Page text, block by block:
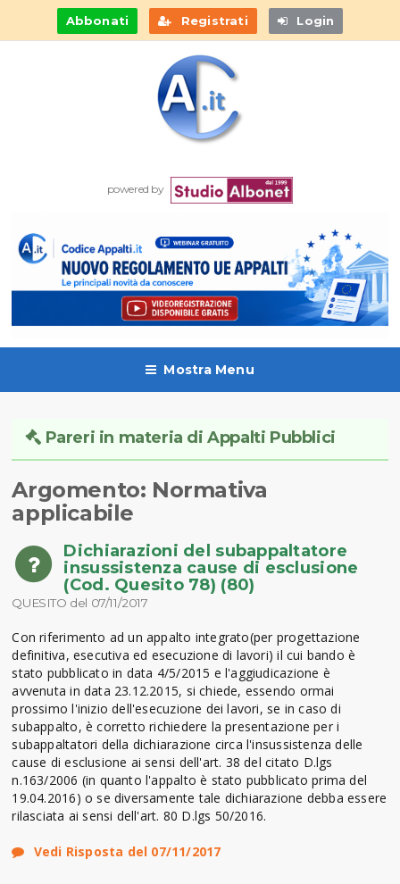
Abbonati Registrati Login
powered by
Mostra Menu
Pareri in materia di Appalti Pubblici
Argomento: Normativa
applicabile
Dichiarazioni del subappaltatore
insussistenza cause di esclusione
(Cod. Quesito 78) (80)
QUESITO del 07/11/2017
Con riferimento ad un appalto integrato(per progettazione
definitiva, esecutiva ed esecuzione di lavori) il cui bando è
stato pubblicato in data 4/5/2015 e l'aggiudicazione è
avvenuta in data 23.12.2015, si chiede, essendo ormai
prossimo l'inizio dell'esecuzione dei lavori, se in caso di
subappalto, è corretto richiedere la presentazione per i
subappaltatori della dichiarazione circa l'insussistenza delle
cause di esclusione ai sensi dell'art. 38 del citato D.lgs
n.163/2006 (in quanto l'appalto è stato pubblicato prima del
19.04.2016) o se diversamente tale dichiarazione debba essere
rilasciata ai sensi dell'art. 80 D.lgs 50/2016.
Vedi Risposta del 07/11/2017